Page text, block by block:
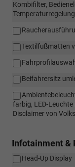
Kombifilter,
Temperaturregelung
Textilfußmatten
Beifahrersitz
farbig, LED-
Disclaimer von
Infotainment &
Head-Up Display